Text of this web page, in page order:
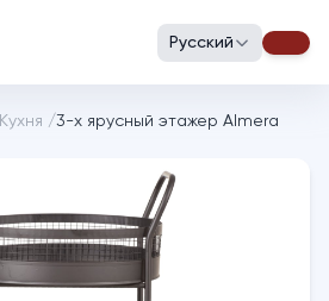
Русский
Кухня /3-х ярусный этажер Almera